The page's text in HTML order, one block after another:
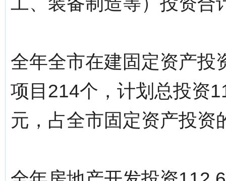
全年全市在建固定资产投
项目214个，计划总投资
元，占全市固定资产投资